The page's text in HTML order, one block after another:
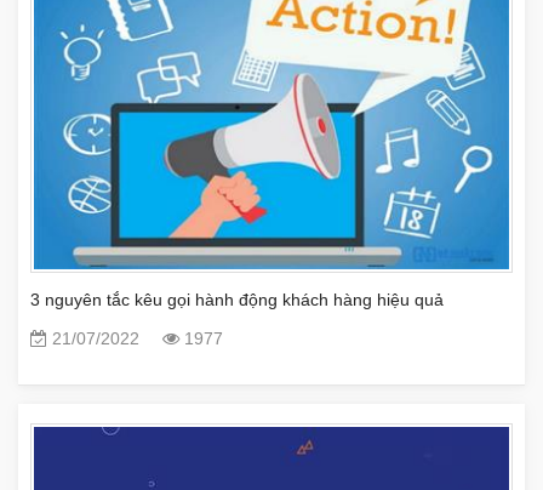
3 nguyên tắc kêu gọi hành động khách hàng hiệu quả
21/07/2022
1977